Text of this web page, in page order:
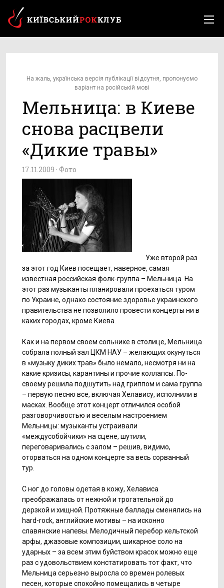
На жаль, українська версія публікації відсутня, пропонуємо
варіант на російській мові
Мельница: в Киеве
снова расцвели
«Дикие травы»
17.11.2009 · Фото
Уже второй раз
за этот год Киев посещает, наверное, самая
известная российская фолк-группа – Мельница. На
этот раз музыканты планировали проехаться туром
по Украине, однако состояние здоровье украинского
правительства не позволило провести концерты ни в
каких городах, кроме Киева.
Как и на первом своем сольнике в столице, Мельница
собрала полный зал ЦКМ НАУ – желающих окунуться
в «музыку диких трав» было немало, несмотря ни на
какие кризисы, карантины и прочие коллапсы. По-
своему решила подшутить над гриппом и сама группа
– первую песню все, включая Хелавису, исполнили в
масках. Вообще этот концерт отличился особой
разговорчивостью и веселым настроением
Мельницы: музыканты устраивали
«междусобойчики» на сцене, шутили,
переговаривались с залом – решив, видимо,
оторваться на одном концерте за весь сорванный
тур.
С ног до головы одетая в кожу, Хелависа
преображалась от нежной и трогательной до
дерзкой и хищной. Протяжные баллады сменялись на
hard-rock, английские мотивы – на исконно
славянские напевы. Мелодичный перебор кельтской
арфы, джазовые композиции, шикарное соло на
ударных – за всем этим буйством красок можно еще
раз с удовольствием констатировать тот факт, что
Мельница серьезно выросла со времен ролевых
песен, которые спокойно помещались в четыре